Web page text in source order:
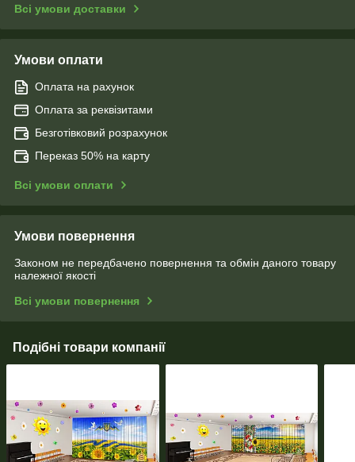
Всі умови доставки
Умови оплати
Оплата на рахунок
Оплата за реквізитами
Безготівковий розрахунок
Переказ 50% на карту
Всі умови оплати
Умови повернення
Законом не передбачено повернення та обмін даного товару
належної якості
Всі умови повернення
Подібні товари компанії